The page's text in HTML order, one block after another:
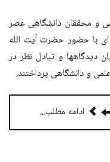
و محققان دانشگاهی عصر
با حضور حضرت آیت الله
دیدگاهها و تبادل نظر در
و دانشگاهی پرداختند.
ادامه مطلب...